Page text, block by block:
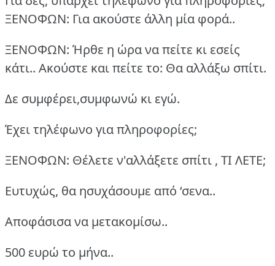
ΞΕΝΟΦΩΝ: Για ακούστε άλλη μία φορά..
ΞΕΝΟΦΩΝ: Ήρθε η ώρα να πείτε κι εσείς
κάτι.. Ακούστε και πείτε το: Θα αλλάξω σπίτι.
Δε συμφέρει,συμφωνώ κι εγώ.
Έχει τηλέφωνο για πληροφορίες;
ΞΕΝΟΦΩΝ: Θέλετε ν'αλλάξετε σπίτι , ΤΙ ΛΕΤΕ;
Ευτυχώς, θα ησυχάσουμε από ‘σενα..
Αποφάσισα να μετακομίσω..
500 ευρώ το μήνα..